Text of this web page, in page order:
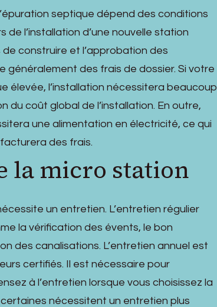
septique dépend des conditions
l’installation d’une nouvelle station
construire et l’approbation des
des frais de dossier. Si votre
élevée, l’installation nécessitera beaucoup
coût global de l’installation. En outre,
une alimentation en électricité, ce qui
des frais.
la micro station
un entretien. L’entretien régulier
la vérification des évents, le bon
des canalisations. L’entretien annuel est
certifiés. Il est nécessaire pour
à l’entretien lorsque vous choisissez la
nécessitent un entretien plus